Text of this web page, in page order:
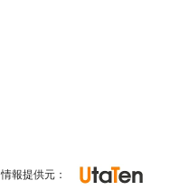
情報提供元：